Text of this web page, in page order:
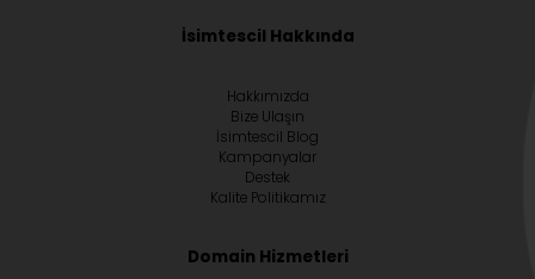
İsimtescil Hakkında
Hakkımızda
Bize Ulaşın
İsimtescil Blog
Kampanyalar
Destek
Kalite Politikamız
Domain Hizmetleri